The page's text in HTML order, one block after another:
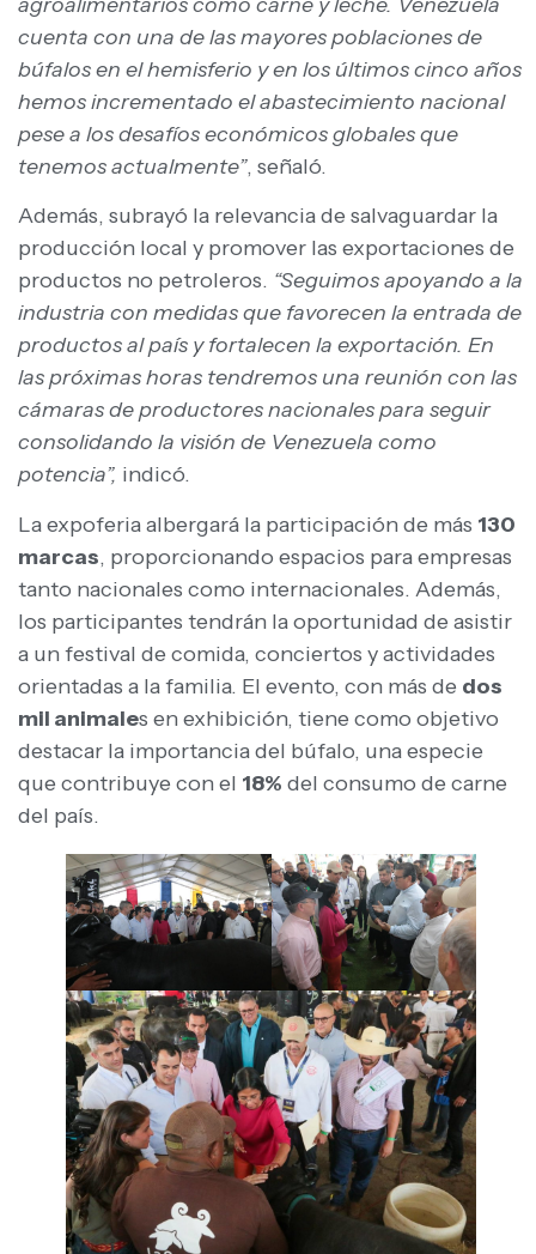
cuenta con una de las mayores poblaciones de
búfalos en el hemisferio y en los últimos cinco años
hemos incrementado el abastecimiento nacional
pese a los desafíos económicos globales que
tenemos actualmente”, señaló.
Además, subrayó la relevancia de salvaguardar la
producción local y promover las exportaciones de
productos no petroleros. “Seguimos apoyando a la
industria con medidas que favorecen la entrada de
productos al país y fortalecen la exportación. En
las próximas horas tendremos una reunión con las
cámaras de productores nacionales para seguir
consolidando la visión de Venezuela como
potencia”, indicó.
La expoferia albergará la participación de más 130
marcas, proporcionando espacios para empresas
tanto nacionales como internacionales. Además,
los participantes tendrán la oportunidad de asistir
a un festival de comida, conciertos y actividades
orientadas a la familia. El evento, con más de dos
mil animales en exhibición, tiene como objetivo
destacar la importancia del búfalo, una especie
que contribuye con el 18% del consumo de carne
del país.